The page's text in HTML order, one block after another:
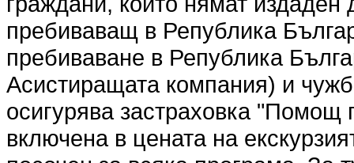
пребиваващ в Република
пребиваване в Република
Асистиращата компания) и
осигурява застраховка "Помощ
включена в цената на